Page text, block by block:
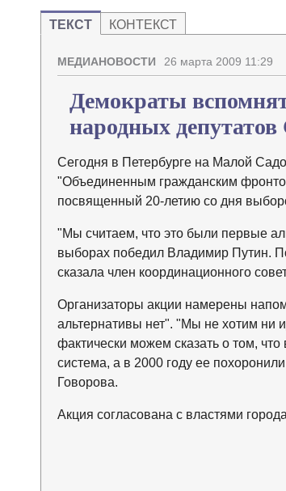
ТЕКСТ КОНТЕКСТ
МЕДИАНОВОСТИ 26 марта 2009 11:29
Демократы
народных
Сегодня в Петербурге на Малой
"Объединенным гражданским
посвященный 20-летию со дня
"Мы считаем, что это были первые
выборах победил Владимир Путин.
сказала член координационного
Организаторы акции намерены
альтернативы нет". "Мы не хотим ни
фактически можем сказать о том,
система, а в 2000 году ее
Говорова.
Акция согласована с властями